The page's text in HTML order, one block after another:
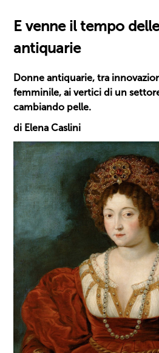
E venne il tempo
antiquarie
Donne antiquarie, tra
femminile, ai vertici di un
cambiando pelle.
di Elena Caslini